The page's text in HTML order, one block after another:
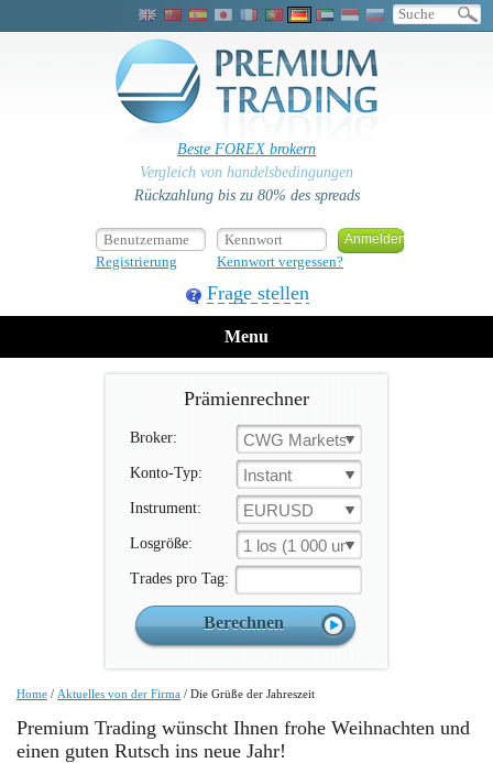
Beste FOREX brokern
Vergleich von handelsbedingungen
Rückzahlung bis zu 80% des spreads
Registrierung Kennwort vergessen?
Frage stellen
Menu
Prämienrechner
Broker: CWG Markets
Konto-Typ: Instant
Instrument: EURUSD
Losgröße: 1 los (1 000 un.)
Trades pro Tag:
Home / Aktuelles von der Firma / Die Grüße der Jahreszeit
Premium Trading wünscht Ihnen frohe Weihnachten und
einen guten Rutsch ins neue Jahr!